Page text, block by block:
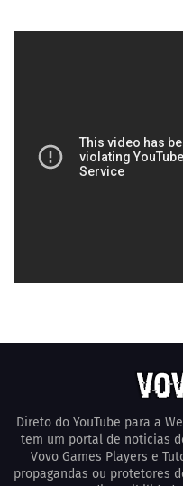
Direto do YouTube para a
tem um portal de noticias
Vovo Games Players e
propagandas ou protetores